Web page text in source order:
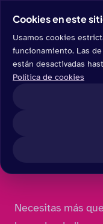
Servicios →
Tu web
Necesitas más
Cookies en este
Usamos cookies
funcionamiento. Las
están desactivadas
Política de cookies